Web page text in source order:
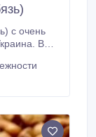
с очень
В